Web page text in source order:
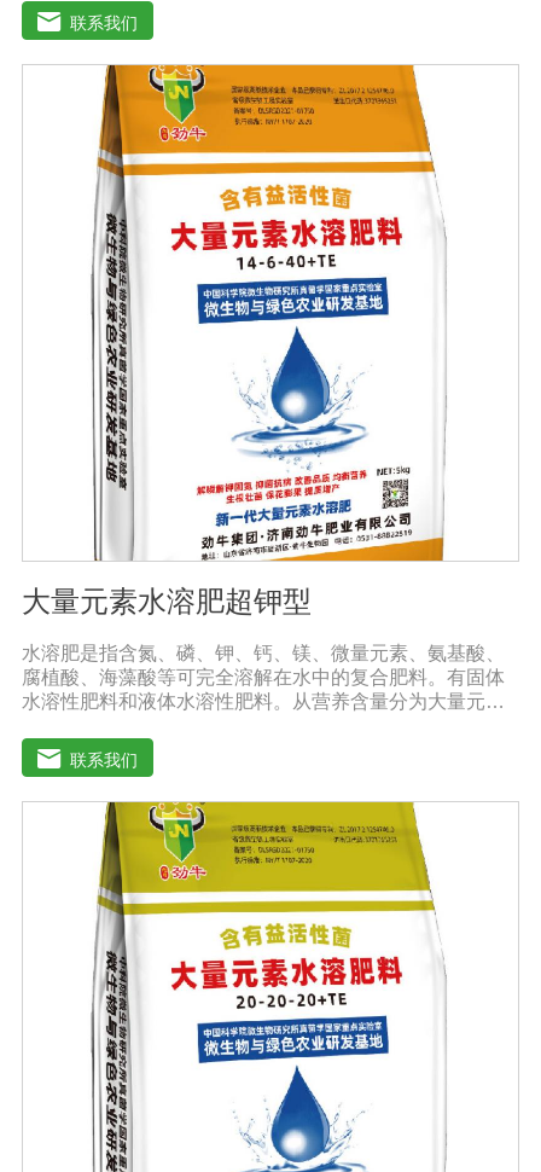
体肥料。使用方法：灌溉施肥，灌溉包括灌溉、滴灌等灌
溉方式，不仅节约用水，而且节约施肥，而且植物吸收
快。叶面施肥，将肥料稀释溶解在水中喷洒叶面，或溶解
在水中，均匀喷洒叶面，通过叶面孔进入植物，植物可以
通过叶片营养吸收，大大提高了肥料的吸收利用效率。利
用大量元素水溶性肥料收获的农产品，大大降低了农药残
留，确保了食用的绿色和安全。此外，作物中蛋白质、
糖、氨基酸、维生素等有益成分的含量显著增加，颗粒丰
满光滑，蔬菜和水果颜色明亮，也能减少烟硝酸盐的积
累，提高农产品的安全性。
联系我们
大量元素水溶肥超钾型
水溶肥是指含氮、磷、钾、钙、镁、微量元素、氨基酸、
腐植酸、海藻酸等可完全溶解在水中的复合肥料。有固体
水溶性肥料和液体水溶性肥料。从营养含量分为大量元素
含氨基酸水溶性肥料、含腐植酸水溶性肥料、有机水溶性
肥料等。水溶肥与传统的过磷酸钙肥等品种相比，水溶性
肥料具有明显的优势。它是一种水溶性好、无残渣的速效
肥料，能完全溶于水，能直接被作物的根和叶吸收利用。
水溶肥作为一种快速肥料，其营养元素相对全面，根据不
同作物的肥料特点，相应的肥料配方不同，市场销售蔬
菜、果树、花卉、食品、棉花、油等作物专用水溶性肥
料。使用技巧：1．避免直接冲施，要采取二次稀释法。由
于水溶性肥料有别于一般的复合肥料，所以农民就不能够
按常规施肥方法，造成施肥不均匀，出现烧苗伤根，苗小
苗弱等现象，二次稀释保证冲肥均匀，提高肥料利用率。
2．严格控制施肥量。水溶肥比一般复合肥养分含量高，用
量相对较少。由于其速效性强，难以在土壤中长期存留，
所以要严格控制施肥量，避免肥料流失即降低施肥的经济
效益，达不到高产优质高效的目的。3．尽量单用或与非碱
性的农药混用。比如在蔬菜出现缺素症或根系生长不良
时，不少农民多采用喷施水溶肥的方法加以缓解。在此提
醒农民朋友，水溶肥要尽量单独施用或与非碱性的农药混
联系我们